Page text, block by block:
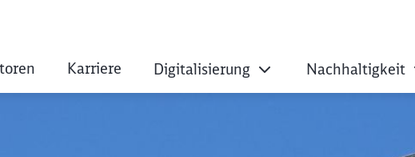
sich
Karriere Digitalisierung Nachhaltigkeit